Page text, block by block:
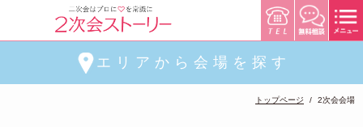
エリアから会場を探す
トップページ 2次会会場